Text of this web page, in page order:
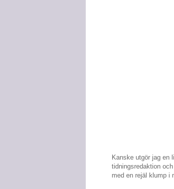
Kanske utgör jag en
tidningsredaktion
med en rejäl klump i